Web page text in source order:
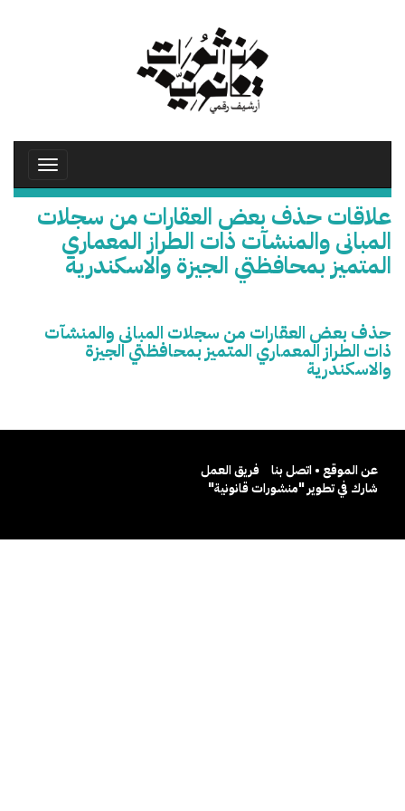
Toggle
علاقات حذف بعض العقارات من سجلات
المبانى والمنشآت ذات الطراز المعماري
المتميز بمحافظتي الجيزة والاسكندرية
حذف بعض العقارات من سجلات المبانى والمنشآت
ذات الطراز المعماري المتميز بمحافظتي الجيزة
والاسكندرية
عن الموقع • اتصل بنا
فريق العمل
شارك في تطوير "منشورات قانونية"